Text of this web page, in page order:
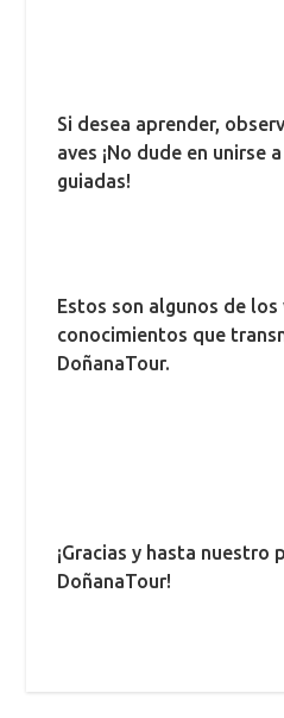
Si desea aprender,
aves ¡No dude en unirse
guiadas!
Estos son algunos de los
conocimientos que
DoñanaTour.
¡Gracias y hasta nuestro
DoñanaTour!